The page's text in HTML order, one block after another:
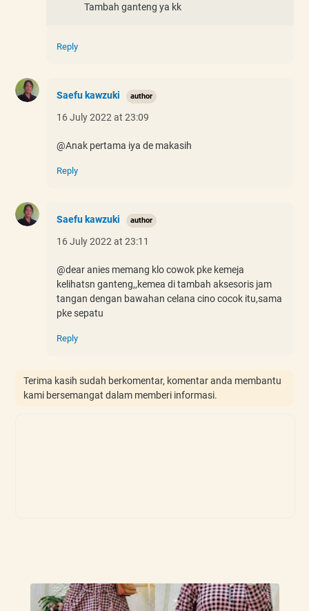
Tambah ganteng ya kk
Reply
Saefu kawzuki
16 July 2022 at 23:09
@Anak pertama iya de makasih
Reply
Saefu kawzuki
16 July 2022 at 23:11
@dear anies memang klo cowok pke kemeja
kelihatsn ganteng,,kemea di tambah aksesoris jam
tangan dengan bawahan celana cino cocok itu,sama
pke sepatu
Reply
Terima kasih sudah berkomentar, komentar anda membantu
kami bersemangat dalam memberi informasi.